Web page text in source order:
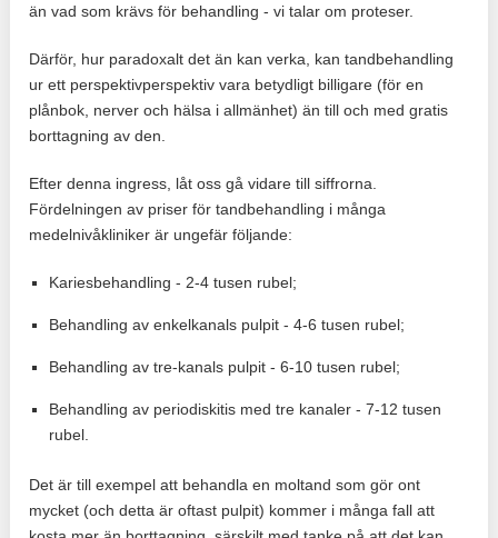
än vad som krävs för behandling - vi talar om proteser.
Därför, hur paradoxalt det än kan verka, kan tandbehandling
ur ett perspektivperspektiv vara betydligt billigare (för en
plånbok, nerver och hälsa i allmänhet) än till och med gratis
borttagning av den.
Efter denna ingress, låt oss gå vidare till siffrorna.
Fördelningen av priser för tandbehandling i många
medelnivåkliniker är ungefär följande:
Kariesbehandling - 2-4 tusen rubel;
Behandling av enkelkanals pulpit - 4-6 tusen rubel;
Behandling av tre-kanals pulpit - 6-10 tusen rubel;
Behandling av periodiskitis med tre kanaler - 7-12 tusen
rubel.
Det är till exempel att behandla en moltand som gör ont
mycket (och detta är oftast pulpit) kommer i många fall att